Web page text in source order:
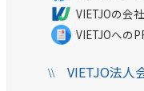
VIETJOの会
VIETJOへの
\\VIETJO法人